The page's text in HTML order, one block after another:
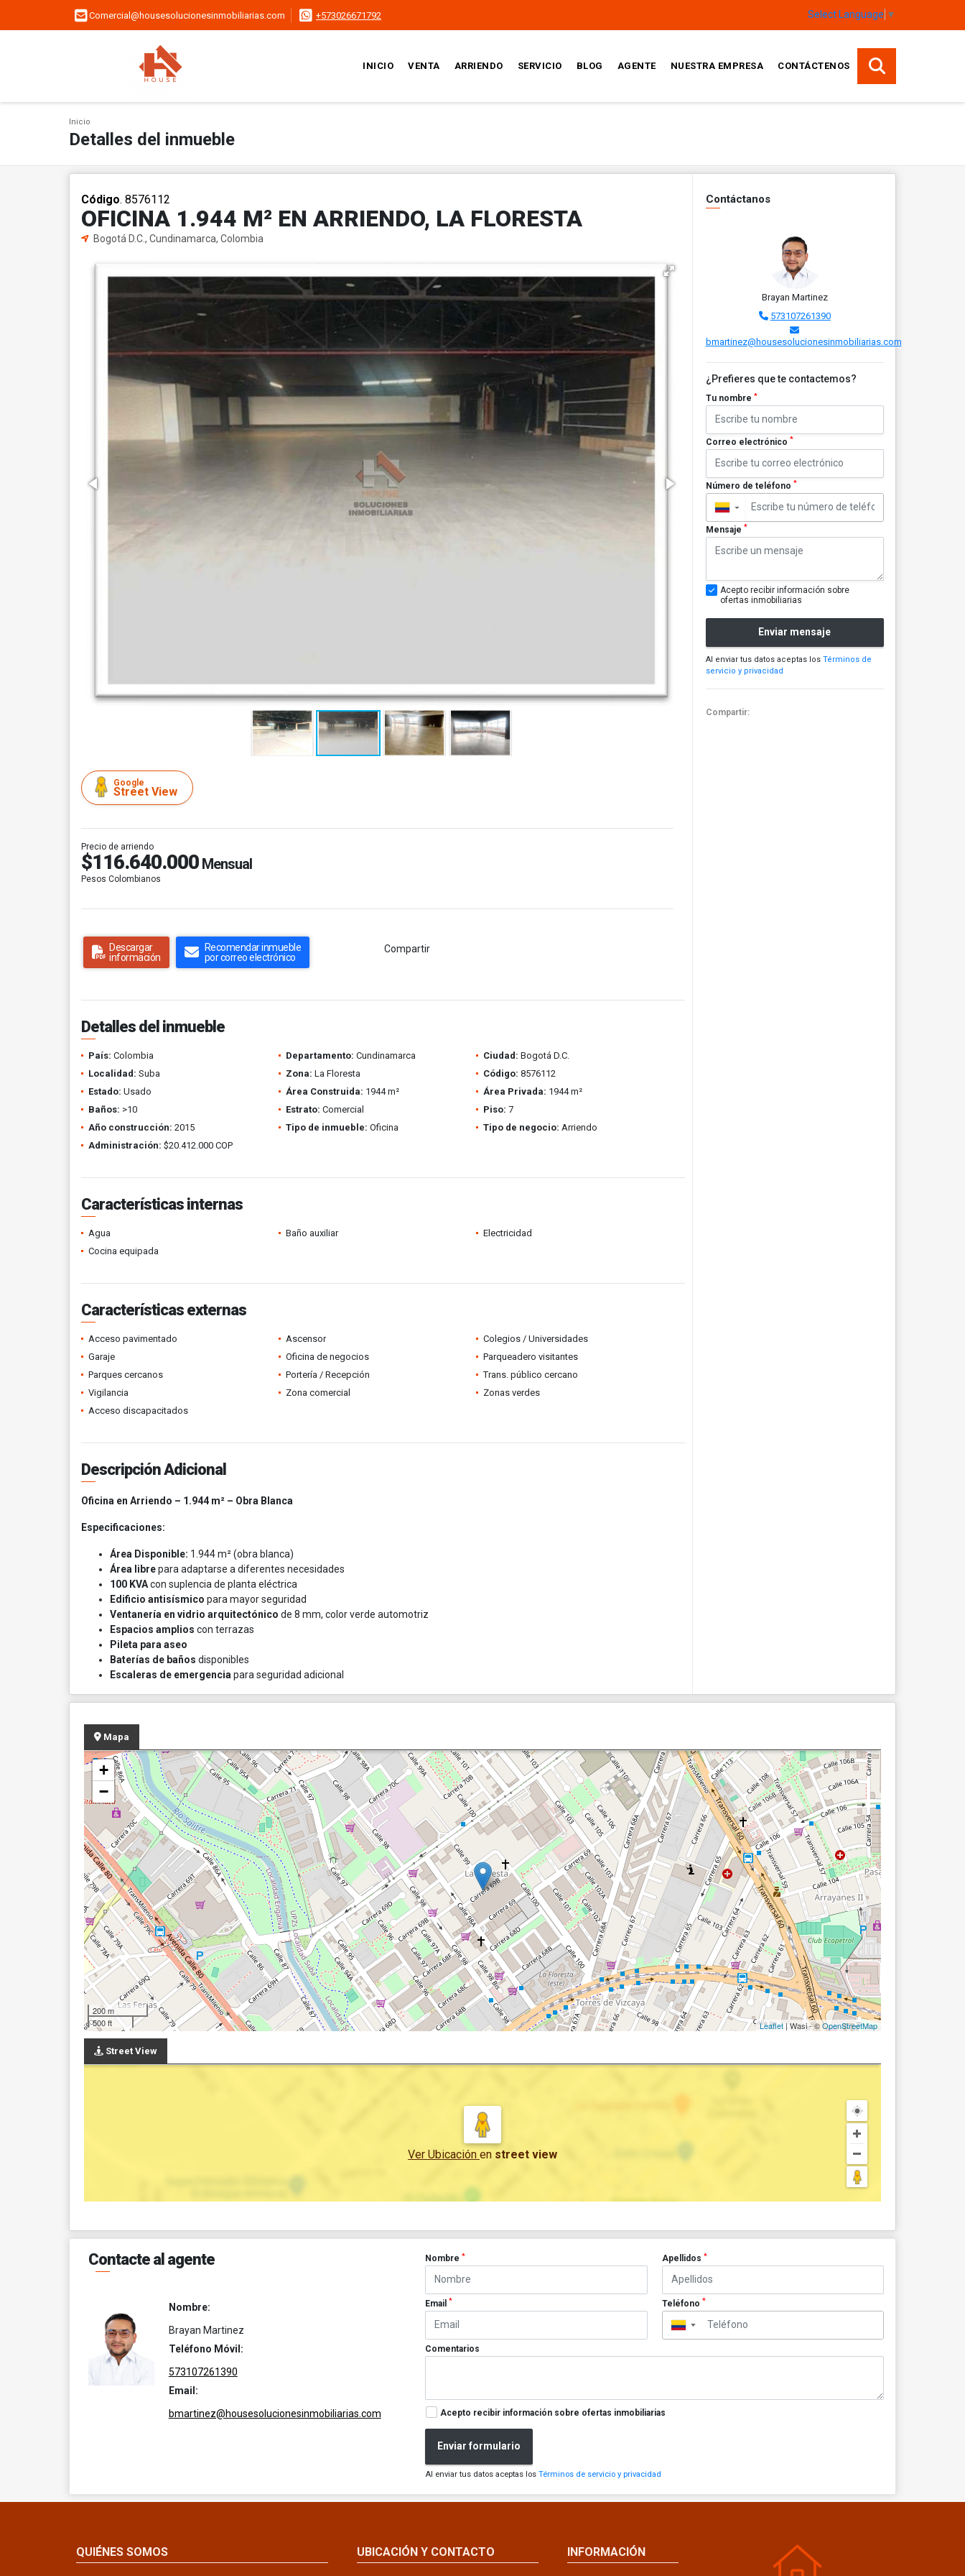
Comercial@housesolucionesinmobiliarias.com +573026671792 Select Language ▼
INICIO VENTA ARRIENDO SERVICIO BLOG AGENTE NUESTRA EMPRESA CONTÁCTENOS
Inicio
Detalles del inmueble
Código. 8576112
OFICINA 1.944 M² EN ARRIENDO, LA FLORESTA
Bogotá D.C., Cundinamarca, Colombia
Google
Street View
Precio de arriendo
$116.640.000 Mensual
Pesos Colombianos
Descargar
información
Recomendar inmueble
por correo electrónico
Compartir
Detalles del inmueble
País: Colombia Departamento: Cundinamarca Ciudad: Bogotá D.C.
Localidad: Suba Zona: La Floresta Código: 8576112
Estado: Usado Área Construida: 1944 m² Área Privada: 1944 m²
Baños: >10 Estrato: Comercial Piso: 7
Año construcción: 2015 Tipo de inmueble: Oficina Tipo de negocio: Arriendo
Administración: $20.412.000 COP
Características internas
Agua Baño auxiliar
Electricidad
Cocina equipada
Características externas
Acceso pavimentado Ascensor
Colegios / Universidades
Garaje
Oficina de negocios
Parqueadero visitantes
Parques cercanos
Portería / Recepción
Trans. público cercano
Vigilancia
Zona comercial
Zonas verdes
Acceso discapacitados
Descripción Adicional
Oficina en Arriendo – 1.944 m² – Obra Blanca
Especificaciones:
Área Disponible: 1.944 m² (obra blanca)
Área librepara adaptarse a diferentes necesidades
100 KVAcon suplencia de planta eléctrica
Edificio antisísmico para mayor seguridad
Ventanería en vidrio arquitectónico de 8 mm, color verde automotriz
Espacios amplios con terrazas
Pileta para aseo
Baterías de baños disponibles
Escaleras de emergencia para seguridad adicional
Contáctanos
Brayan Martinez
573107261390
bmartinez@housesolucionesinmobiliarias.com
¿Prefieres que te contactemos?
Tu nombre *
Correo electrónico *
Número de teléfono *
▼
Mensaje *
Acepto recibir información sobre
ofertas inmobiliarias
Enviar mensaje
Al enviar tus datos aceptas los Términos de
servicio y privacidad
Compartir:
Mapa
+
−
200 m
500 ft
Leaflet| Wasi - ©OpenStreetMap
Street View
Ver Ubicación en street view
Contacte al agente
Nombre:
Brayan Martinez
Teléfono Móvil:
573107261390
Email:
bmartinez@housesolucionesinmobiliarias.com
Nombre* Apellidos *
Email* Teléfono *
▼
Comentarios
Acepto recibir información sobre ofertas inmobiliarias
Enviar formulario
Al enviar tus datos aceptas losTérminos de servicio y privacidad
QUIÉNES SOMOS UBICACIÓN Y CONTACTO INFORMACIÓN